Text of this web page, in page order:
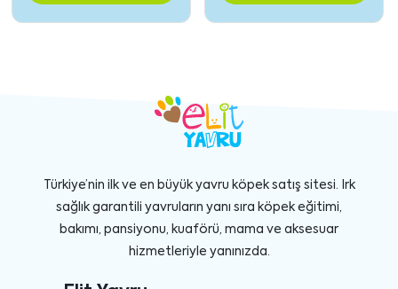
Türkiye’nin ilk ve en büyük yavru köpek satış sitesi. Irk
sağlık garantili yavruların yanı sıra köpek eğitimi,
bakımı, pansiyonu, kuaförü, mama ve aksesuar
hizmetleriyle yanınızda.